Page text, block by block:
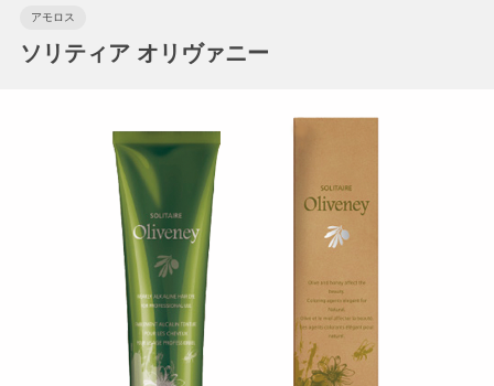
アモロス
ソリティア オリヴァニー